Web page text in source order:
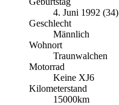
4. Juni 1992 (34)
Geschlecht
Männlich
Wohnort
Traunwalchen
Motorrad
Keine XJ6
Kilometerstand
15000km